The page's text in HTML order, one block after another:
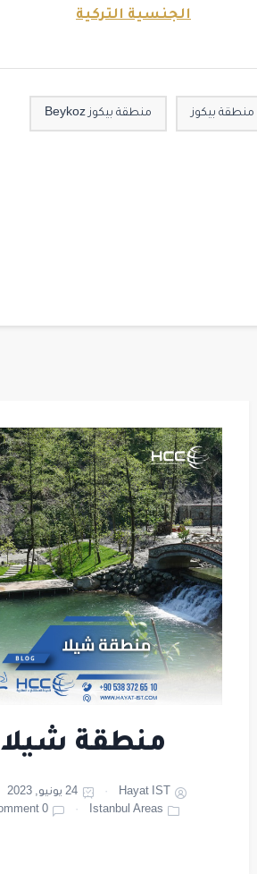
الجنسية التركية
منطقة بيكوز منطقة بيكوز Beykoz
منطقة شيلا
Hayat IST
24 يونيو, 2023
Istanbul Areas
0 Comment